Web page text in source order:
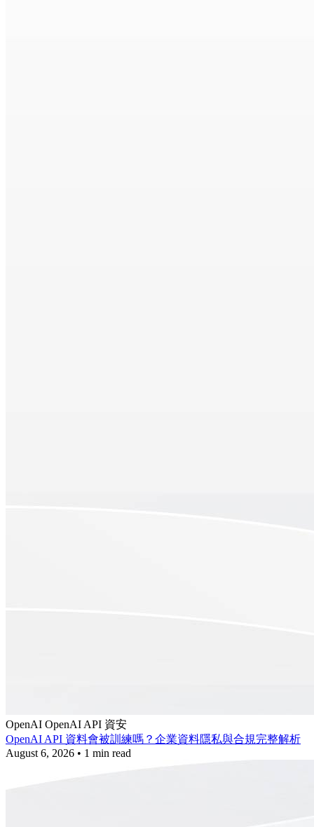
OpenAI OpenAI API 資安
OpenAI API 資料會被訓練嗎？企業資料隱私與合規完整解析
August 6, 2026 • 1 min read